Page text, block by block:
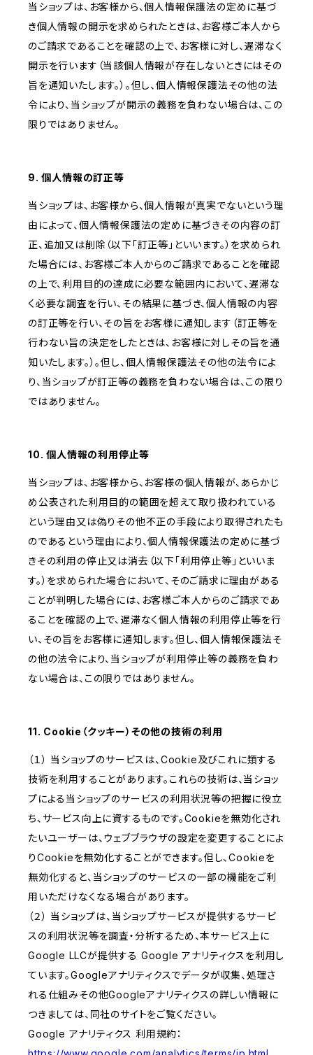
当ショップは、お客様から、個人情報保護法の定めに基づ
き個人情報の開示を求められたときは、お客様ご本人から
のご請求であることを確認の上で、お客様に対し、遅滞なく
開示を行います（当該個人情報が存在しないときにはその
旨を通知いたします。）。但し、個人情報保護法その他の法
令により、当ショップが開示の義務を負わない場合は、この
限りではありません。
9. 個人情報の訂正等
当ショップは、お客様から、個人情報が真実でないという理
由によって、個人情報保護法の定めに基づきその内容の訂
正、追加又は削除（以下「訂正等」といいます。）を求められ
た場合には、お客様ご本人からのご請求であることを確認
の上で、利用目的の達成に必要な範囲内において、遅滞な
く必要な調査を行い、その結果に基づき、個人情報の内容
の訂正等を行い、その旨をお客様に通知します（訂正等を
行わない旨の決定をしたときは、お客様に対しその旨を通
知いたします。）。但し、個人情報保護法その他の法令によ
り、当ショップが訂正等の義務を負わない場合は、この限り
ではありません。
10. 個人情報の利用停止等
当ショップは、お客様から、お客様の個人情報が、あらかじ
め公表された利用目的の範囲を超えて取り扱われている
という理由又は偽りその他不正の手段により取得されたも
のであるという理由により、個人情報保護法の定めに基づ
きその利用の停止又は消去（以下「利用停止等」といいま
す。）を求められた場合において、そのご請求に理由がある
ことが判明した場合には、お客様ご本人からのご請求であ
ることを確認の上で、遅滞なく個人情報の利用停止等を行
い、その旨をお客様に通知します。但し、個人情報保護法そ
の他の法令により、当ショップが利用停止等の義務を負わ
ない場合は、この限りではありません。
11. Cookie（クッキー）その他の技術の利用
（１） 当ショップのサービスは、Cookie及びこれに類する
技術を利用することがあります。これらの技術は、当ショッ
プによる当ショップのサービスの利用状況等の把握に役立
ち、サービス向上に資するものです。Cookieを無効化され
たいユーザーは、ウェブブラウザの設定を変更することによ
りCookieを無効化することができます。但し、Cookieを
無効化すると、当ショップのサービスの一部の機能をご利
用いただけなくなる場合があります。
（２） 当ショップは、当ショップサービスが提供するサービ
スの利用状況等を調査・分析するため、本サービス上に
Google LLCが提供する Google アナリティクスを利用し
ています。Googleアナリティクスでデータが収集、処理さ
れる仕組みその他Googleアナリティクスの詳しい情報に
つきましては、同社のサイトをご覧ください。
Google アナリティクス 利用規約：